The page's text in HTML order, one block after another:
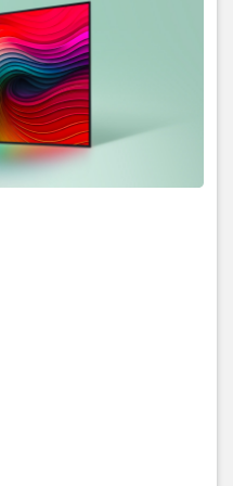
công
kho ứng
phong phú
thông
nhiều